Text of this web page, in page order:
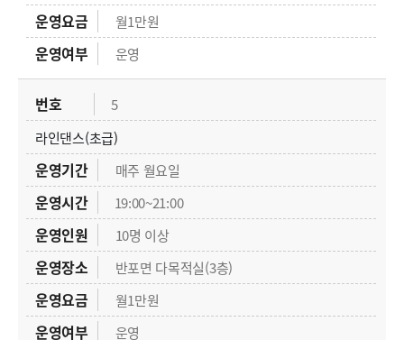
월1만원
운영
5
라인댄스(초급)
매주 월요일
19:00~21:00
10명 이상
반포면 다목적실(3층)
월1만원
운영